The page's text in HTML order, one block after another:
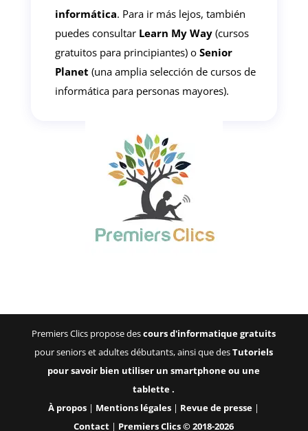
informática. Para ir más lejos, también
puedes consultar Learn My Way(cursos
gratuitos para principiantes) o Senior
Planet (una amplia selección de cursos de
informática para personas mayores).
Premiers Clics propose descours d'informatique gratuits
pour seniors et adultes débutants, ainsi que desTutoriels
pour savoir bien utiliser un smartphone ou une
tablette .
À propos | Mentions légales | Revue de presse |
Contact | Premiers Clics © 2018-2026